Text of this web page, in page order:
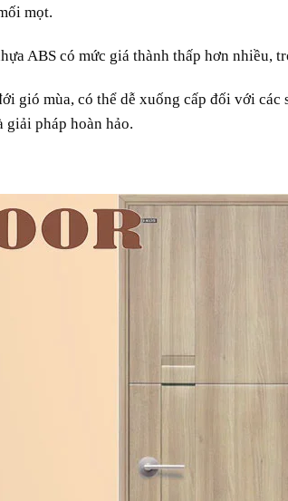
mọt.
ABS có mức giá thànhthấp hơn nhiều,
gió mùa, có thể dễ xuống cấp đối với các
giải pháp hoàn hảo.